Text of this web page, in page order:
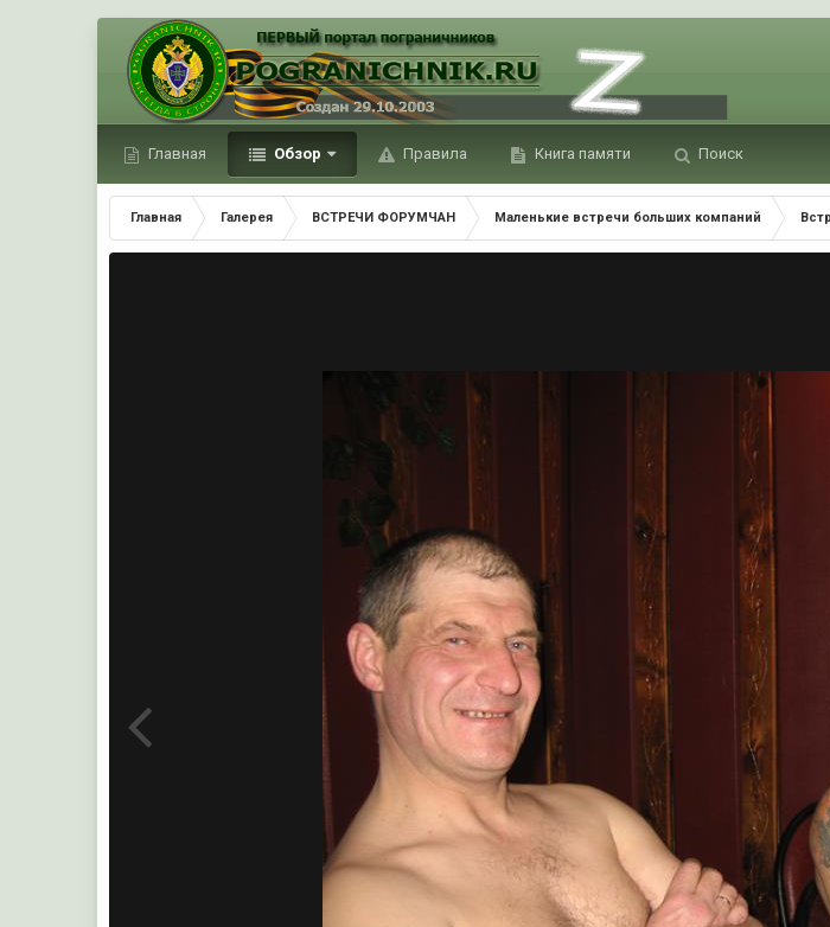
Главная Обзор Правила Книга памяти Поиск
Главная Галерея ВСТРЕЧИ ФОРУМЧАН Маленькие встречи больших компаний